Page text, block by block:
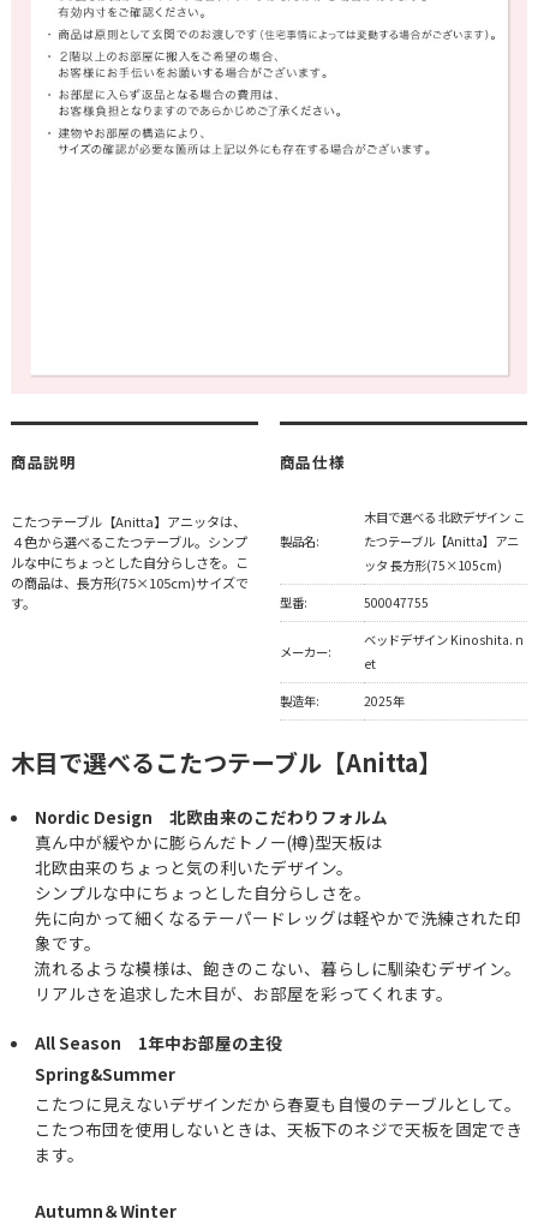
商品説明
こたつテーブル【Anitta】アニッタは、
４色から選べるこたつテーブル。シンプ
ルな中にちょっとした自分らしさを。こ
の商品は、長方形(75×105cm)サイズで
す。
商品仕様
製品名:
木目で選べる 北欧デザイン こ
たつテーブル【Anitta】アニ
ッタ 長方形(75×105cm)
型番: 500047755
メーカー:
ベッドデザイン Kinoshita. n
et
製造年: 2025年
木目で選べるこたつテーブル【Anitta】
Nordic Design 北欧由来のこだわりフォルム
真ん中が緩やかに膨らんだトノー(樽)型天板は
北欧由来のちょっと気の利いたデザイン。
シンプルな中にちょっとした自分らしさを。
先に向かって細くなるテーパードレッグは軽やかで洗練された印
象です。
流れるような模様は、飽きのこない、暮らしに馴染むデザイン。
リアルさを追求した木目が、お部屋を彩ってくれます。
All Season 1年中お部屋の主役
Spring&Summer
こたつに見えないデザインだから春夏も自慢のテーブルとして。
こたつ布団を使用しないときは、天板下のネジで天板を固定でき
ます。
Autumn＆Winter